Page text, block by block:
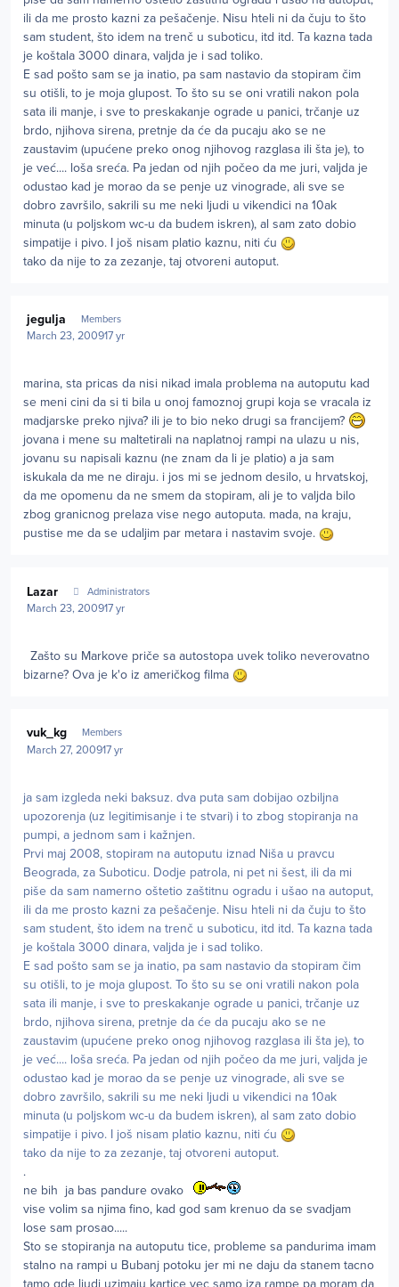
ili da me prosto kazni za pešačenje. Nisu hteli ni da čuju to što
sam student, što idem na trenč u suboticu, itd itd. Ta kazna tada
je koštala 3000 dinara, valjda je i sad toliko.
E sad pošto sam se ja inatio, pa sam nastavio da stopiram čim
su otišli, to je moja glupost. To što su se oni vratili nakon pola
sata ili manje, i sve to preskakanje ograde u panici, trčanje uz
brdo, njihova sirena, pretnje da će da pucaju ako se ne
zaustavim (upućene preko onog njihovog razglasa ili šta je), to
je već.... loša sreća. Pa jedan od njih počeo da me juri, valjda je
odustao kad je morao da se penje uz vinograde, ali sve se
dobro završilo, sakrili su me neki ljudi u vikendici na 10ak
minuta (u poljskom wc-u da budem iskren), al sam zato dobio
simpatije i pivo. I još nisam platio kaznu, niti ću
tako da nije to za zezanje, taj otvoreni autoput.
jegulja Members
March 23, 200917 yr
marina, sta pricas da nisi nikad imala problema na autoputu kad
se meni cini da si ti bila u onoj famoznoj grupi koja se vracala iz
madjarske preko njiva? ili je to bio neko drugi sa francijem?
jovana i mene su maltetirali na naplatnoj rampi na ulazu u nis,
jovanu su napisali kaznu (ne znam da li je platio) a ja sam
iskukala da me ne diraju. i jos mi se jednom desilo, u hrvatskoj,
da me opomenu da ne smem da stopiram, ali je to valjda bilo
zbog granicnog prelaza vise nego autoputa. mada, na kraju,
pustise me da se udaljim par metara i nastavim svoje.
Lazar Administrators
March 23, 200917 yr
Zašto su Markove priče sa autostopa uvek toliko neverovatno
bizarne? Ova je k'o iz američkog filma
vuk_kg Members
March 27, 200917 yr
ja sam izgleda neki baksuz. dva puta sam dobijao ozbiljna
upozorenja (uz legitimisanje i te stvari) i to zbog stopiranja na
pumpi, a jednom sam i kažnjen.
Prvi maj 2008, stopiram na autoputu iznad Niša u pravcu
Beograda, za Suboticu. Dodje patrola, ni pet ni šest, ili da mi
piše da sam namerno oštetio zaštitnu ogradu i ušao na autoput,
ili da me prosto kazni za pešačenje. Nisu hteli ni da čuju to što
sam student, što idem na trenč u suboticu, itd itd. Ta kazna tada
je koštala 3000 dinara, valjda je i sad toliko.
E sad pošto sam se ja inatio, pa sam nastavio da stopiram čim
su otišli, to je moja glupost. To što su se oni vratili nakon pola
sata ili manje, i sve to preskakanje ograde u panici, trčanje uz
brdo, njihova sirena, pretnje da će da pucaju ako se ne
zaustavim (upućene preko onog njihovog razglasa ili šta je), to
je već.... loša sreća. Pa jedan od njih počeo da me juri, valjda je
odustao kad je morao da se penje uz vinograde, ali sve se
dobro završilo, sakrili su me neki ljudi u vikendici na 10ak
minuta (u poljskom wc-u da budem iskren), al sam zato dobio
simpatije i pivo. I još nisam platio kaznu, niti ću
tako da nije to za zezanje, taj otvoreni autoput.
.
ne bih ja bas pandure ovako
vise volim sa njima fino, kad god sam krenuo da se svadjam
lose sam prosao.....
Sto se stopiranja na autoputu tice, probleme sa pandurima imam
stalno na rampi u Bubanj potoku jer mi ne daju da stanem tacno
tamo gde ljudi uzimaju kartice vec samo iza rampe pa moram da